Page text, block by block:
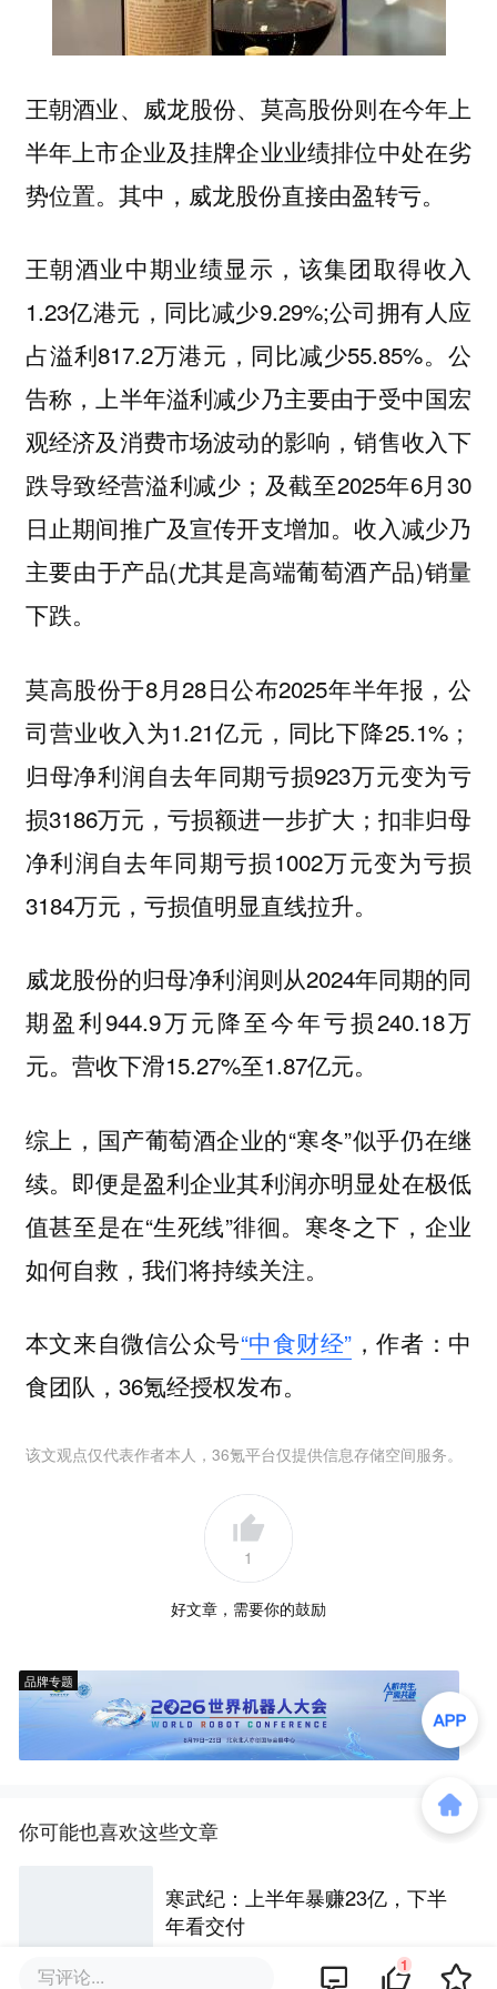
王朝酒业、威龙股份、莫高股份则在今年上
半年上市企业及挂牌企业业绩排位中处在劣
势位置。其中，威龙股份直接由盈转亏。
王朝酒业中期业绩显示，该集团取得收入
1.23亿港元，同比减少9.29%;公司拥有人应
占溢利817.2万港元，同比减少55.85%。公
告称，上半年溢利减少乃主要由于受中国宏
观经济及消费市场波动的影响，销售收入下
跌导致经营溢利减少；及截至2025年6月30
日止期间推广及宣传开支增加。收入减少乃
主要由于产品(尤其是高端葡萄酒产品)销量
下跌。
莫高股份于8月28日公布2025年半年报，公
司营业收入为1.21亿元，同比下降25.1%；
归母净利润自去年同期亏损923万元变为亏
损3186万元，亏损额进一步扩大；扣非归母
净利润自去年同期亏损1002万元变为亏损
3184万元，亏损值明显直线拉升。
威龙股份的归母净利润则从2024年同期的同
期盈利944.9万元降至今年亏损240.18万
元。营收下滑15.27%至1.87亿元。
综上，国产葡萄酒企业的“寒冬”似乎仍在继
续。即便是盈利企业其利润亦明显处在极低
值甚至是在“生死线”徘徊。寒冬之下，企业
如何自救，我们将持续关注。
本文来自微信公众号“中食财经” ，作者：中
食团队，36氪经授权发布。
该文观点仅代表作者本人，36氪平台仅提供信息存储空间服务。
1
好文章，需要你的鼓励
品牌专题
你可能也喜欢这些文章
寒武纪：上半年暴赚23亿，下半
年看交付
写评论... 1